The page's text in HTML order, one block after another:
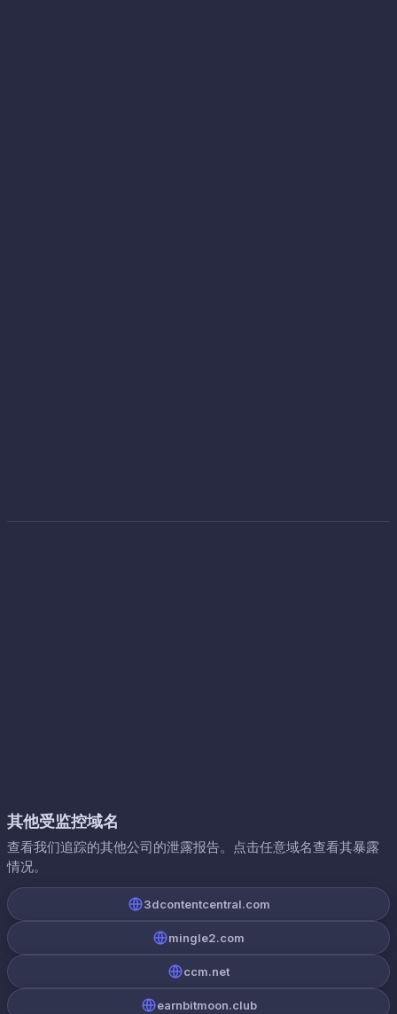
其他受监控域名
查看我们追踪的其他公司的泄露报告。点击任意域名查看其暴露
情况。
3dcontentcentral.com
mingle2.com
ccm.net
earnbitmoon.club